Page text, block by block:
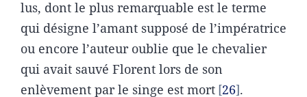
lus, dont le plus remarquable est le terme
qui désigne l’amant supposé de l’impératrice
ou encore l’auteur oublie que le chevalier
qui avait sauvé Florent lors de son
enlèvement par le singe est mort 26 .